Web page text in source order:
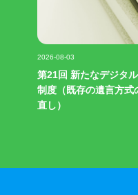
2026-08-03
第21回 新たなデジタ
制度（既存の遺言方式
直し）